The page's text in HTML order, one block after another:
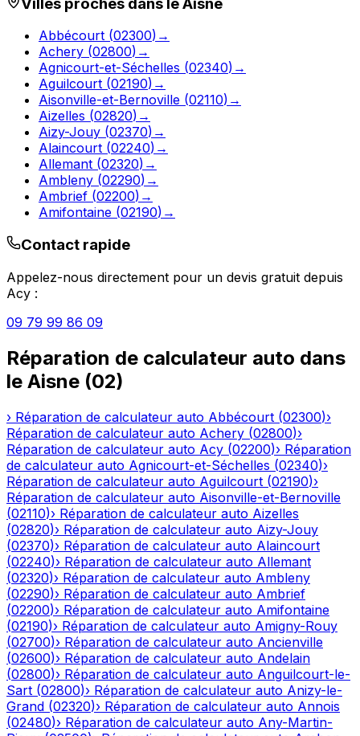
Abbécourt (02300) →
Achery (02800) →
Agnicourt-et-Séchelles (02340) →
Aguilcourt (02190) →
Aisonville-et-Bernoville (02110) →
Aizelles (02820) →
Aizy-Jouy (02370) →
Alaincourt (02240) →
Allemant (02320) →
Ambleny (02290) →
Ambrief (02200) →
Amifontaine (02190) →
Contact rapide
Appelez-nous directement pour un devis gratuit depuis
Acy :
09 79 99 86 09
Réparation de calculateur auto dans
le Aisne (02)
› Réparation de calculateur auto Abbécourt (02300)›
Réparation de calculateur auto Achery (02800)›
Réparation de calculateur auto Acy (02200)› Réparation
de calculateur auto Agnicourt-et-Séchelles (02340)›
Réparation de calculateur auto Aguilcourt (02190)›
Réparation de calculateur auto Aisonville-et-Bernoville
(02110)› Réparation de calculateur auto Aizelles
(02820)› Réparation de calculateur auto Aizy-Jouy
(02370)› Réparation de calculateur auto Alaincourt
(02240)› Réparation de calculateur auto Allemant
(02320)› Réparation de calculateur auto Ambleny
(02290)› Réparation de calculateur auto Ambrief
(02200)› Réparation de calculateur auto Amifontaine
(02190)› Réparation de calculateur auto Amigny-Rouy
(02700)› Réparation de calculateur auto Ancienville
(02600)› Réparation de calculateur auto Andelain
(02800)› Réparation de calculateur auto Anguilcourt-le-
Sart (02800)› Réparation de calculateur auto Anizy-le-
Grand (02320)› Réparation de calculateur auto Annois
(02480)› Réparation de calculateur auto Any-Martin-